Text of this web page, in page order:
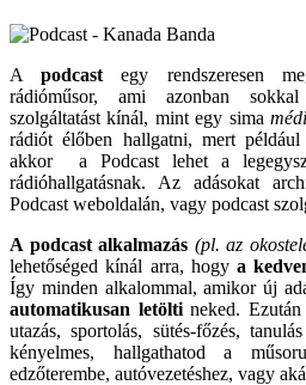
Apodcast egy rendszeresen
rádióműsor, ami azonban
szolgáltatást kínál, mint egy sima
rádiót élőben hallgatni, mert
akkor a Podcast lehet a
rádióhallgatásnak. Az adásokat
Podcast weboldalán, vagy podcast
A podcast alkalmazás (pl. az
lehetőséged kínál arra, hogya
Így minden alkalommal, amikor új
automatikusan letöltineked. Ezután
utazás, sportolás, sütés-főzés,
kényelmes, hallgathatod a
edzőterembe, autóvezetéshez, vagy